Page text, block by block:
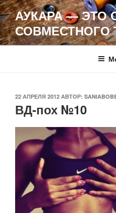
Перейти
к
содержимому
АУКАРА — ЭТО
СОВМЕСТНОГО
ОПУБЛИКОВАНО
22 АПРЕЛЯ 2012 АВТОР:
ВД-пох №10